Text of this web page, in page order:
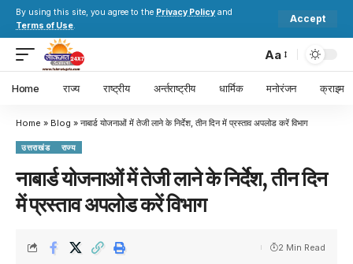
By using this site, you agree to the Privacy Policy and
Terms of Use.
Accept
Aa
Home राज्य राष्ट्रीय अर्न्तराष्ट्रीय धार्मिक मनोरंजन क्राइम
Home » Blog » नाबार्ड योजनाओं में तेजी लाने के निर्देश, तीन दिन में प्रस्ताव अपलोड करें विभाग
उत्तराखंड राज्य
नाबार्ड योजनाओं में तेजी लाने के निर्देश, तीन दिन
में प्रस्ताव अपलोड करें विभाग
2 Min Read